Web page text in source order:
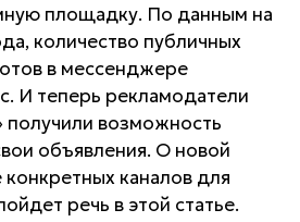
площадку. По данным на
количество публичных
в мессенджере
И теперь рекламодатели
получили возможность
объявления. О новой
каналов для
речь в этой статье.